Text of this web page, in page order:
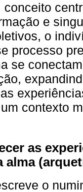
conceito
e
o
processo
se
contexto
as
alma
o